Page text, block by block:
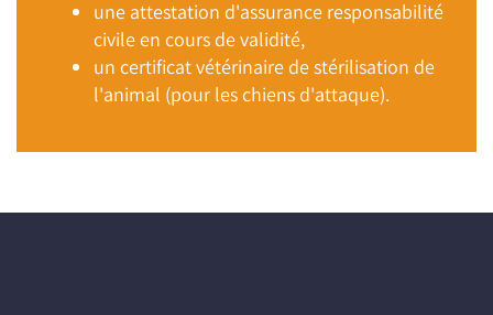
une attestation d'assurance responsabilité
civile en cours de validité,
un certificat vétérinaire de stérilisation de
l'animal (pour les chiens d'attaque).